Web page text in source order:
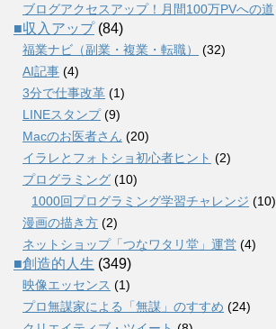
ブログアクセスアップ！月間100万PVへの道
■収入アップ(84)
福業ナビ（副業・複業・転職）
(32)
AI記事 (4)
3分で仕事改革 (1)
LINEスタンプ(9)
Macのお医者さん (20)
イラレとフォトショ初心者ヒント (2)
プログラミング (10)
1000回プログラミング学習チャレンジ (10)
漫画の描き方 (2)
ネットショップ「つなワタリ堂」運営 (4)
■創造的人生 (349)
映像エッセンス (1)
プロ無謀家による「無謀」のすすめ (24)